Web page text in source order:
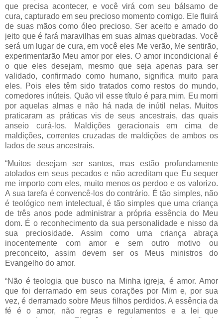
que precisa acontecer, e você virá com seu bálsamo de
cura, capturado em seu precioso momento comigo. Ele fluirá
de suas mãos como óleo precioso. Ser aceito e amado do
jeito que é fará maravilhas em suas almas quebradas. Você
será um lugar de cura, em você eles Me verão, Me sentirão,
experimentarão Meu amor por eles. O amor incondicional é
o que eles desejam, mesmo que seja apenas para ser
validado, confirmado como humano, significa muito para
eles. Pois eles têm sido tratados como restos do mundo,
comedores inúteis. Quão vil esse título é para mim. Eu morri
por aquelas almas e não há nada de inútil nelas. Muitos
praticaram as práticas vis de seus ancestrais, das quais
anseio curá-los. Maldições geracionais em cima de
maldições, correntes cruzadas de maldições de ambos os
lados de seus ancestrais.
“Muitos desejam ser santos, mas estão profundamente
atolados em seus pecados e não acreditam que Eu sequer
me importo com eles, muito menos os perdoo e os valorizo.
A sua tarefa é convencê-los do contrário. É tão simples, não
é teológico nem intelectual, é tão simples que uma criança
de três anos pode administrar a própria essência do Meu
dom. É o reconhecimento da sua personalidade e nisso da
sua preciosidade. Assim como uma criança abraça
inocentemente com amor e sem outro motivo ou
preconceito, assim devem ser os Meus ministros do
Evangelho do amor.
“Não é teologia que busco na Minha igreja, é amor. Amor
que foi derramado em seus corações por Mim e, por sua
vez, é derramado sobre Meus filhos perdidos. A essência da
fé é o amor, não regras e regulamentos e a lei que